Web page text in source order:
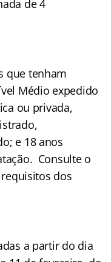
de 4
que tenham
Médio expedido
ou privada,
e 18 anos
Consulte o
dos
a partir do dia